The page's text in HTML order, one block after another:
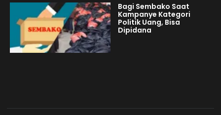
Bagi Sembako Saat
Kampanye Kategori
Politik Uang, Bisa
Dipidana